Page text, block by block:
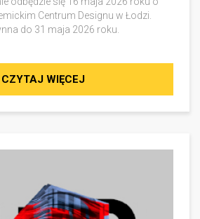
Centrum Designu w Łodzi.
do 31 maja 2026 roku.
CZYTAJ WIĘCEJ